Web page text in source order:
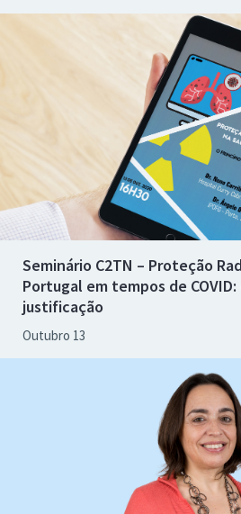
Seminário C2TN – Proteção
Portugal em tempos de
justificação
Outubro 13